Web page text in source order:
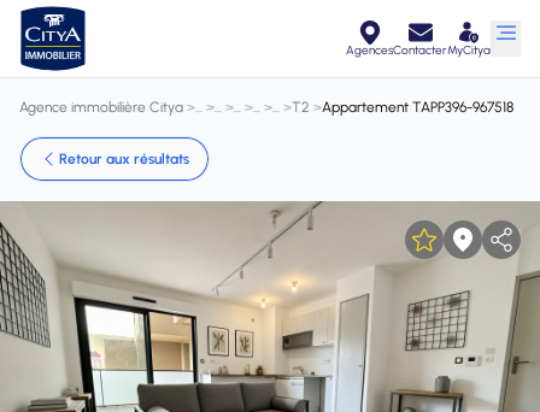
AgencesContacterMyCitya
Agence immobilière Citya > > > > > >T2 >Appartement TAPP396-967518
Retour aux résultats